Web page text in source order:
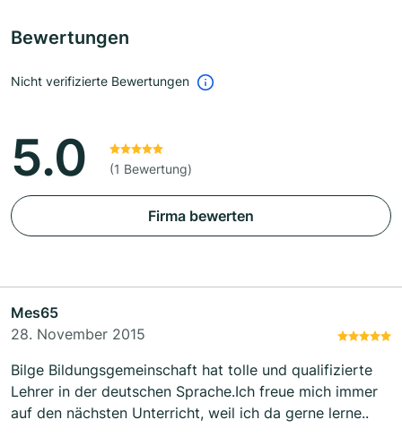
Bewertungen
Nicht verifizierte Bewertungen
5.0 (1 Bewertung)
Firma bewerten
Mes65
28. November 2015
Bilge Bildungsgemeinschaft hat tolle und qualifizierte
Lehrer in der deutschen Sprache.Ich freue mich immer
auf den nächsten Unterricht, weil ich da gerne lerne..